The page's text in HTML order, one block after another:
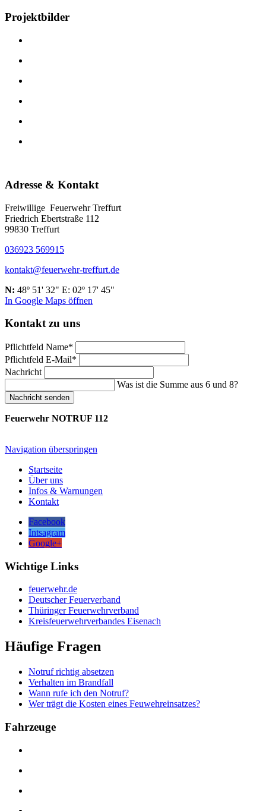
Projektbilder
Adresse & Kontakt
Freiwillige Feuerwehr Treffurt
Friedrich Ebertstraße 112
99830 Treffurt
036923 569915
kontakt@feuerwehr-treffurt.de
N: 48º 51' 32" E: 02º 17' 45"
In Google Maps öffnen
Kontakt zu uns
Pflichtfeld Name*
Pflichtfeld E-Mail*
Nachricht
Was ist die Summe aus 6 und 8?
Nachricht senden
Feuerwehr NOTRUF 112
Navigation überspringen
Startseite
Über uns
Infos & Warnungen
Kontakt
Facebook
Intsagram
Google+
Wichtige Links
feuerwehr.de
Deutscher Feuerverband
Thüringer Feuerwehrverband
Kreisfeuerwehrverbandes Eisenach
Häufige Fragen
Notruf richtig absetzen
Verhalten im Brandfall
Wann rufe ich den Notruf?
Wer trägt die Kosten eines Feuwehreinsatzes?
Fahrzeuge